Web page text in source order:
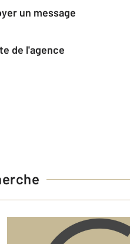
un message
de l'agence